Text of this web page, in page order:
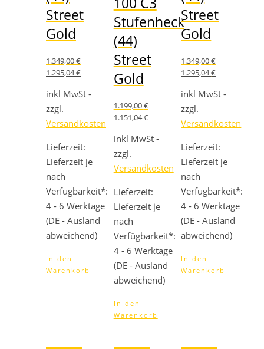
Street
Gold
1.349,00€
Ursprünglicher
war:
1.349,00 €
1.295,04€Aktueller
ist:
1.295,04 €.
inkl MwSt -
zzgl.
Versandkosten
Lieferzeit:
Lieferzeit je
nach
Verfügbarkeit*:
4 - 6 Werktage
(DE - Ausland
abweichend)
In den
Warenkorb
Stufenheck
(44)
Street
Gold
1.199,00€
Ursprünglicher
war:
1.199,00 €
1.151,04€Aktueller
ist:
1.151,04 €.
inkl MwSt -
zzgl.
Versandkosten
Lieferzeit:
Lieferzeit je
nach
Verfügbarkeit*:
4 - 6 Werktage
(DE - Ausland
abweichend)
In den
Warenkorb
Street
Gold
1.349,00€
Ursprünglicher
war:
1.349,00 €
1.295,04€Aktueller
ist:
inkl MwSt -
zzgl.
Versandkosten
Lieferzeit:
Lieferzeit je
nach
Verfügbarkeit*:
4 - 6 Werktage
(DE - Ausland
abweichend)
In den
Warenkorb